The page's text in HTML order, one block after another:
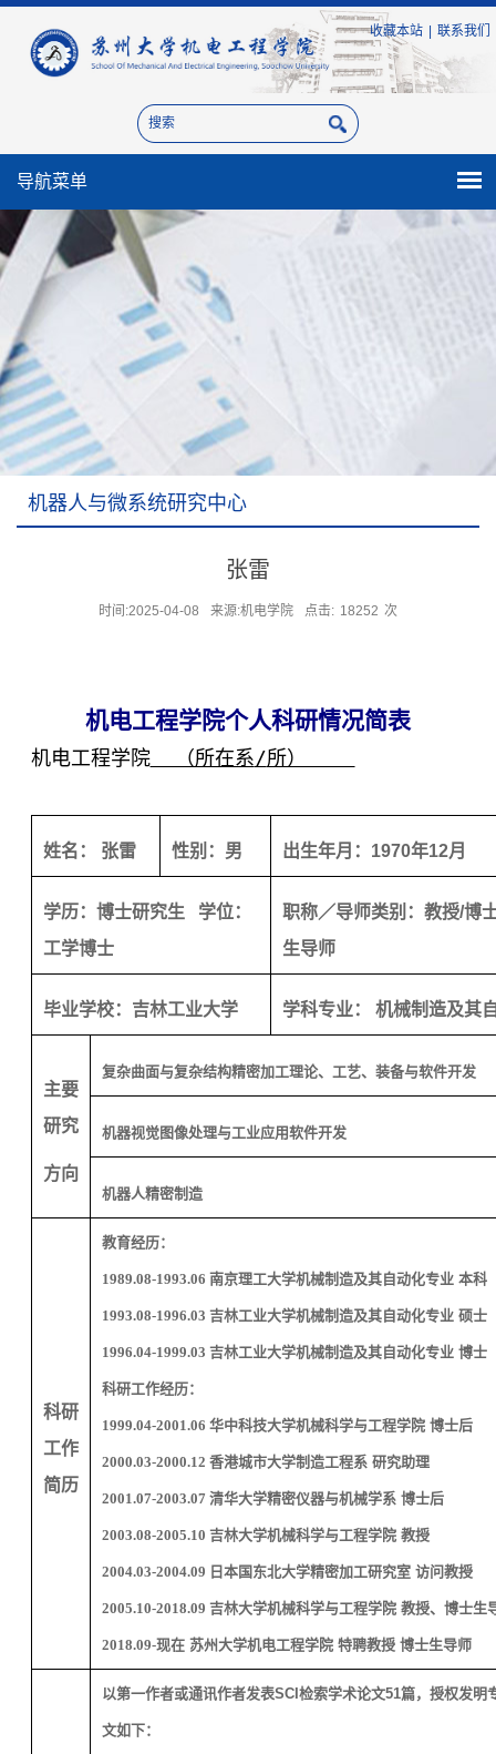
收藏本站 联系我们
导航菜单
机器人与微系统研究中心
张雷
时间:2025-04-08 来源:机电学院 点击: 18252 次
机电工程学院个人科研情况简表
机电工程学院（所在系/所）
姓名： 张雷 性别：男 出生年月： 1970年12月
学历： 博士研究生 学位：
工学博士
职称／导师类别：教授/博
生导师
毕业学校： 吉林工业大学 学科专业： 机械制造及其
主要
研究
方向
复杂曲面与复杂结构精密加工理论、工艺、装备与软件开发
机器视觉图像处理与工业应用软件开发
机器人精密制造
科研
工作
简历
教育经历：
1989.08-1993.06 南京理工大学机械制造及其自动化专业 本科
1993.08-1996.03 吉林工业大学机械制造及其自动化专业 硕士
1996.04-1999.03 吉林工业大学机械制造及其自动化专业 博士
科研工作经历：
1999.04-2001.06 华中科技大学机械科学与工程学院 博士后
2000.03-2000.12 香港城市大学制造工程系 研究助理
2001.07-2003.07 清华大学精密仪器与机械学系 博士后
2003.08-2005.10 吉林大学机械科学与工程学院 教授
2004.03-2004.09 日本国东北大学精密加工研究室 访问教授
2005.10-2018.09 吉林大学机械科学与工程学院 教授、博士生
2018.09-现在 苏州大学机电工程学院 特聘教授 博士生导师
以第一作者或通讯作者发表SCI 检索学术论文51篇，授权发明
文如下：